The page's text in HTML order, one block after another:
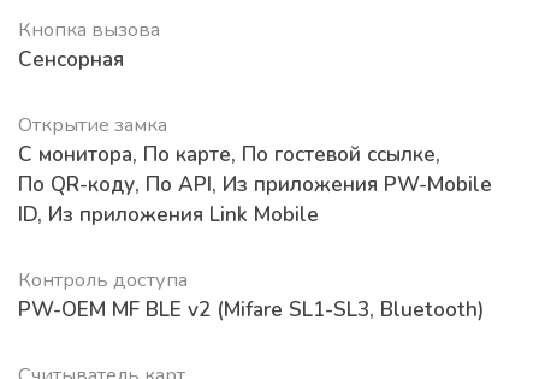
Кнопка вызова
Сенсорная
Открытие замка
С монитора, По карте, По гостевой ссылке,
По QR-коду, По API, Из приложения PW-Mobile
ID, Из приложения Link Mobile
Контроль доступа
PW-OEM MF BLE v2 (Mifare SL1-SL3, Bluetooth)